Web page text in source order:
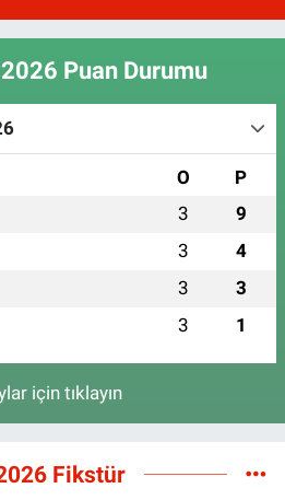
Puan Durumu
O P
3 9
3 4
3 3
3 1
için tıklayın
Fikstür